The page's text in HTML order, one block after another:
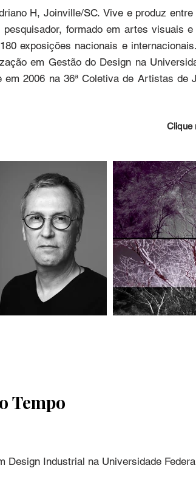
H, Joinville/SC. Vive e produz
pesquisador, formado em artes visuais
exposições nacionais e
em Gestão do Design na
em 2006 na 36ª Coletiva de Artistas de
arte, ciência e tecnologia,
Celeste” e “Partir” se sobressaem
em operação.
seleciona desenhos técnicos de
colagens digitais e assemblages. Na
de propriedade intelectual,
de máquinas com funções sensoriais.
o observador a fazer parte na
Clique
Tempo
Design Industrial na Universidade